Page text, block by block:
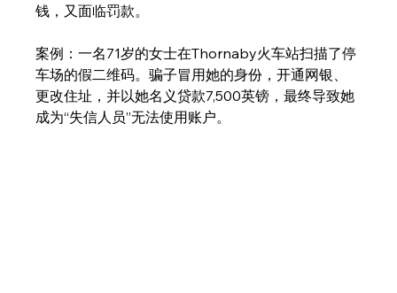
钱，又面临罚款。
案例：一名71岁的女士在Thornaby火车站扫描了停
车场的假二维码。骗子冒用她的身份，开通网银、
更改住址，并以她名义贷款7,500英镑，最终导致她
成为“失信人员”无法使用账户。